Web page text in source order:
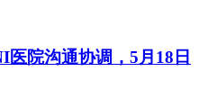
院沟通协调，5月18日